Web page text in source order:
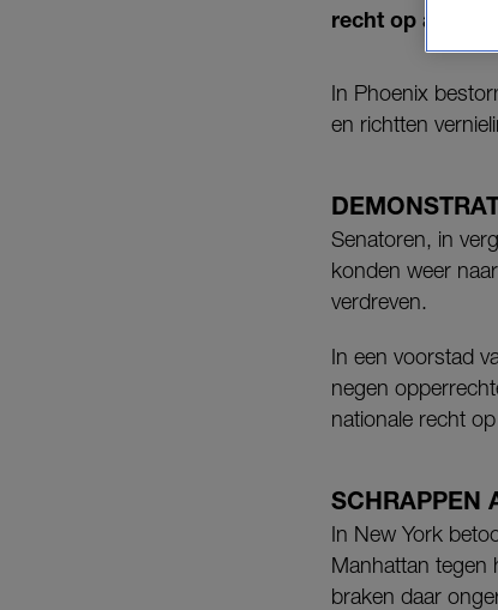
recht op
In Phoenix
en richtten
Senatoren, in
konden weer
verdreven.
In een voorstad
negen
nationale recht
SCHRAPPEN
In New York
Manhattan tegen
braken daar